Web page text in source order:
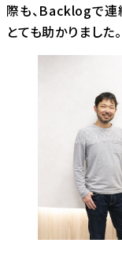
際も、Backlogで連
とても助かりました。